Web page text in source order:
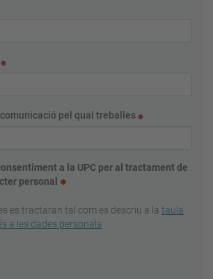
pel qual treballes
a la UPC per al tractament de
personal
es tractaran tal com es descriu a la taula
a les dades personals